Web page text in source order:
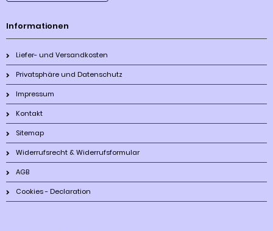
Informationen
Liefer- und Versandkosten
Privatsphäre und Datenschutz
Impressum
Kontakt
Sitemap
Widerrufsrecht & Widerrufsformular
AGB
Cookies - Declaration